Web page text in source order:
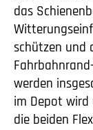
das
schützen und
werden
im Depot
die beiden